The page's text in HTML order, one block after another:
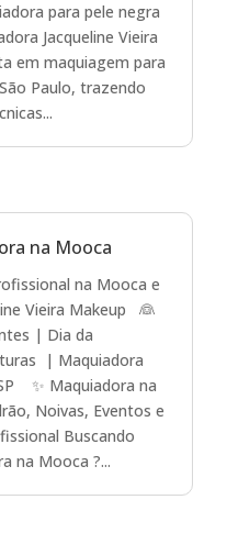
para pele negra
Jacqueline Vieira
em maquiagem para
Paulo, trazendo
na Mooca
na Mooca e
Vieira Makeup 👰
| Dia da
| Maquiadora
✨ Maquiadora na
Noivas, Eventos e
Buscando
na Mooca ?...